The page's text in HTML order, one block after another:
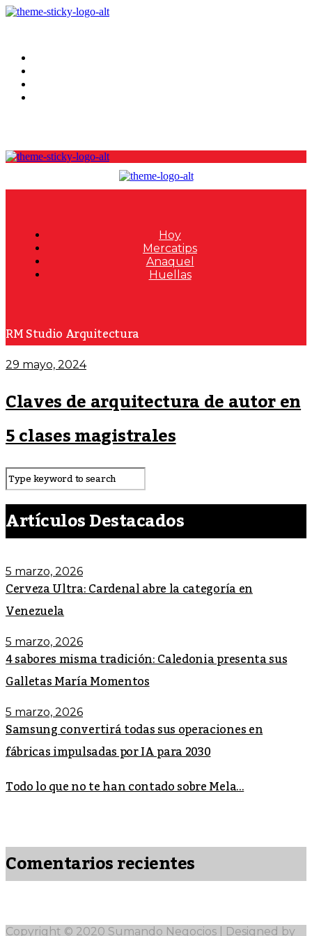
Hoy
Mercatips
Anaquel
Huellas
RM Studio Arquitectura
29 mayo, 2024
Claves de arquitectura de autor en
5 clases magistrales
Artículos Destacados
5 marzo, 2026
Cerveza Ultra: Cardenal abre la categoría en
Venezuela
5 marzo, 2026
4 sabores misma tradición: Caledonia presenta sus
Galletas María Momentos
5 marzo, 2026
Samsung convertirá todas sus operaciones en
fábricas impulsadas por IA para 2030
Todo lo que no te han contado sobre Mela...
Comentarios recientes
Copyright © 2020 Sumando Negocios | Designed by